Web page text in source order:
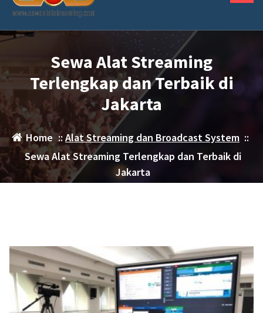
Sewa Alat Streaming
Terlengkap dan Terbaik di
Jakarta
Home ::Alat Streaming dan Broadcast System ::
Sewa Alat Streaming Terlengkap dan Terbaik di
Jakarta